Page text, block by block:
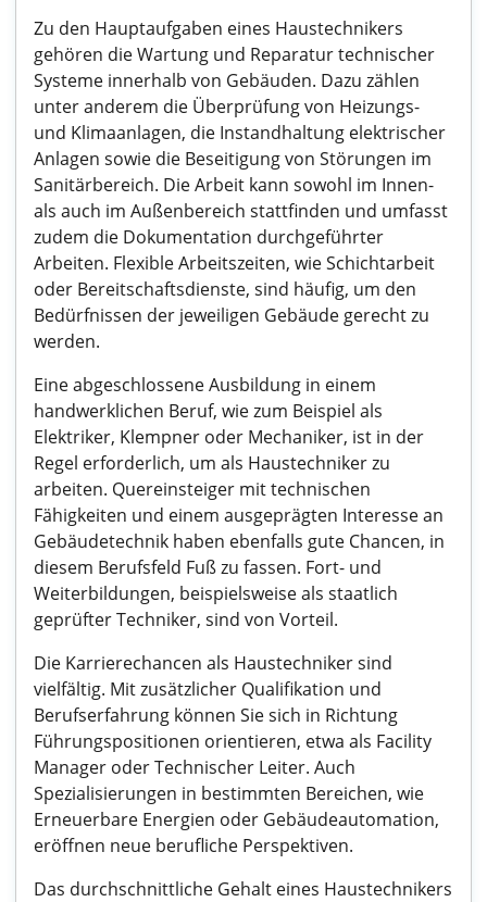
Zu den Hauptaufgaben eines Haustechnikers
gehören die Wartung und Reparatur technischer
Systeme innerhalb von Gebäuden. Dazu zählen
unter anderem die Überprüfung von Heizungs-
und Klimaanlagen, die Instandhaltung elektrischer
Anlagen sowie die Beseitigung von Störungen im
Sanitärbereich. Die Arbeit kann sowohl im Innen-
als auch im Außenbereich stattfinden und umfasst
zudem die Dokumentation durchgeführter
Arbeiten. Flexible Arbeitszeiten, wie Schichtarbeit
oder Bereitschaftsdienste, sind häufig, um den
Bedürfnissen der jeweiligen Gebäude gerecht zu
werden.
Eine abgeschlossene Ausbildung in einem
handwerklichen Beruf, wie zum Beispiel als
Elektriker, Klempner oder Mechaniker, ist in der
Regel erforderlich, um als Haustechniker zu
arbeiten. Quereinsteiger mit technischen
Fähigkeiten und einem ausgeprägten Interesse an
Gebäudetechnik haben ebenfalls gute Chancen, in
diesem Berufsfeld Fuß zu fassen. Fort- und
Weiterbildungen, beispielsweise als staatlich
geprüfter Techniker, sind von Vorteil.
Die Karrierechancen als Haustechniker sind
vielfältig. Mit zusätzlicher Qualifikation und
Berufserfahrung können Sie sich in Richtung
Führungspositionen orientieren, etwa als Facility
Manager oder Technischer Leiter. Auch
Spezialisierungen in bestimmten Bereichen, wie
Erneuerbare Energien oder Gebäudeautomation,
eröffnen neue berufliche Perspektiven.
Das durchschnittliche Gehalt eines Haustechnikers